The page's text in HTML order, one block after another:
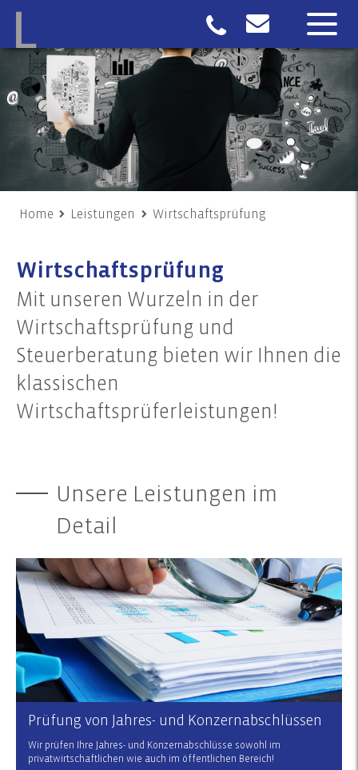
Home Leistungen Wirtschaftsprüfung
Wirtschaftsprüfung
Mit unseren Wurzeln in der
Wirtschaftsprüfung und
Steuerberatung bieten wir Ihnen die
klassischen
Wirtschaftsprüferleistungen!
Unsere Leistungen im
Detail
Prüfung von Jahres- und Konzernabschlüssen
Wir prüfen Ihre Jahres- und Konzernabschlüsse sowohl im
privatwirtschaftlichen wie auch im öffentlichen Bereich!